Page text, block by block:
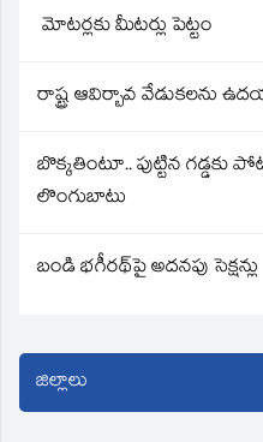
మోటర్లకు మీటర్లు పెట్టం
రాష్ట్ర ఆవిర్బావ వేడుకలను
బొక్కతింటూ.. పుట్టిన గడ్డకు
లొంగుబాటు
బండి భగీరథ్‌పై అదనపు సెక్షన్లు